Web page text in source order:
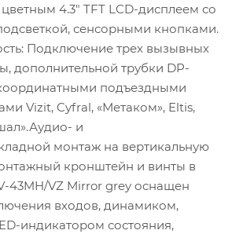
4.3" TFT LCD-дисплеем со
сенсорными кнопками.
Подключение трех вызывных
дополнительной трубки DP-
подъездными
Vizit, Cyfral, «Метаком», Eltis,
и
монтаж на вертикальную
кронштейн и винты в
43MH/VZ Mirror grey оснащен
входов, динамиком,
индикатором состояния,